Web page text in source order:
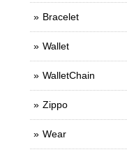
Bracelet
Wallet
WalletChain
Zippo
Wear